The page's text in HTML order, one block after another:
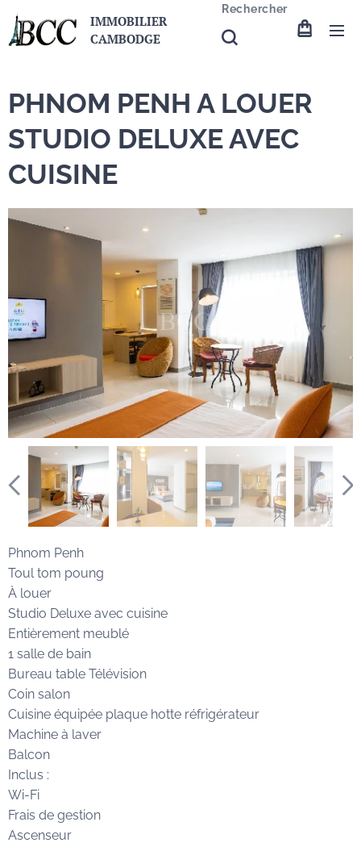
IMMOBILIER
CAMBODGE
Rechercher
PHNOM PENH A LOUER
STUDIO DELUXE AVEC
CUISINE
Phnom Penh
Toul tom poung
À louer
Studio Deluxe avec cuisine
Entièrement meublé
1 salle de bain
Bureau table Télévision
Coin salon
Cuisine équipée plaque hotte réfrigérateur
Machine à laver
Balcon
Inclus :
Wi-Fi
Frais de gestion
Ascenseur